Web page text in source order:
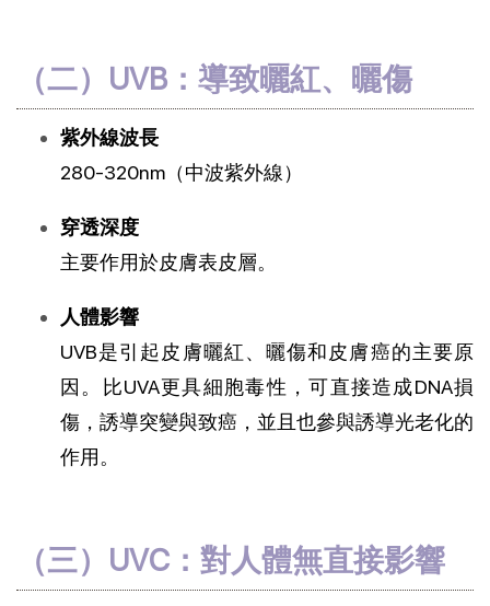
（二）UVB：導致曬紅、曬傷
紫外線波長
280-320nm（中波紫外線）
穿透深度
主要作用於皮膚表皮層。
人體影響
UVB是引起皮膚曬紅、曬傷和皮膚癌的主要原
因。比UVA更具細胞毒性，可直接造成DNA損
傷，誘導突變與致癌，並且也參與誘導光老化的
作用。
（三）UVC：對人體無直接影響